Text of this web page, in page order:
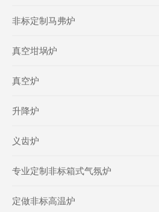
非标定制马弗炉
真空坩埚炉
真空炉
升降炉
义齿炉
专业定制非标箱式气氛炉
定做非标高温炉